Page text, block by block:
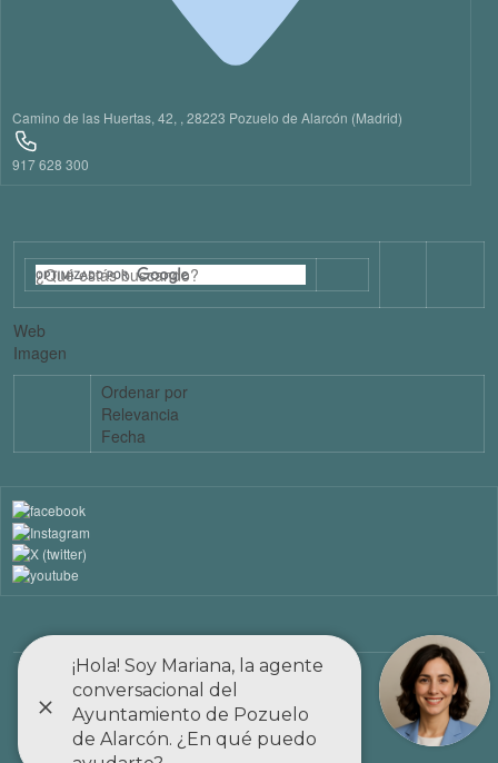
Camino de las Huertas, 42, , 28223 Pozuelo de Alarcón (Madrid)
917 628 300
Web
Imagen
Ordenar por
Relevancia
Fecha